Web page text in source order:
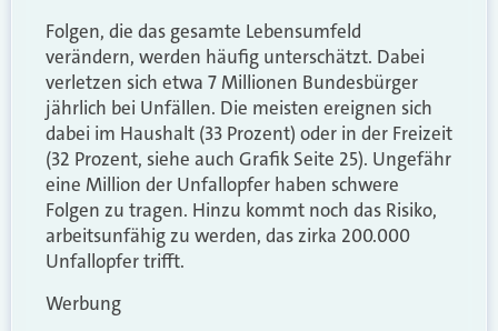
Folgen, die das gesamte Lebensumfeld
verändern, werden häufig unterschätzt. Dabei
verletzen sich etwa 7 Millionen Bundesbürger
jährlich bei Unfällen. Die meisten ereignen sich
dabei im Haushalt (33 Prozent) oder in der Freizeit
(32 Prozent, siehe auch Grafik Seite 25). Ungefähr
eine Million der Unfallopfer haben schwere
Folgen zu tragen. Hinzu kommt noch das Risiko,
arbeitsunfähig zu werden, das zirka 200.000
Unfallopfer trifft.
Werbung